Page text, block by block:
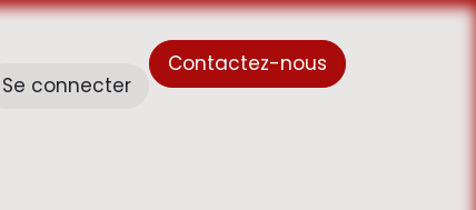
Se connecter
Contactez-nous